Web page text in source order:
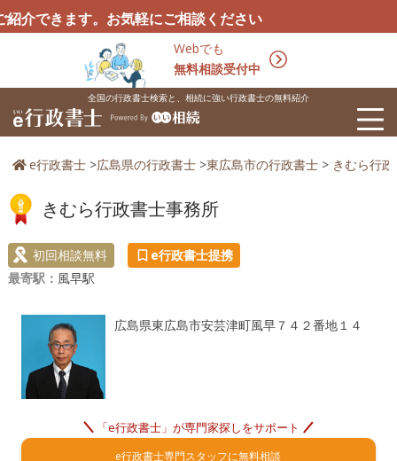
Webでも
無料相談受付中
きます。お気軽にご相談ください
全国の行政書士検索と、相続に強い行政書士の無料紹介
e行政書士>広島県の行政書士>東広島市の行政書士> きむら行
きむら行政書士事務所
初回相談無料
e行政書士提携
最寄駅： 風早駅
広島県東広島市安芸津町風早７４２番地１４
「e行政書士」が専門家探しをサポート
e行政書士専門スタッフに無料相談